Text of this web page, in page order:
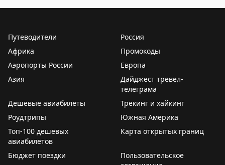
Путеводители
Россия
Африка
Промокоды
Аэропорты России
Европа
Азия
Дайджест тревел-
телеграма
Дешевые авиабилеты
Трекинг и хайкинг
Роудтрипы
Южная Америка
Топ-100 дешевых
авиабилетов
Карта открытых границ
Бюджет поездки
Пользовательское